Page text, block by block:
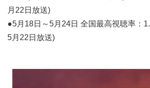
月22日放送)
●5月18日～5月24日 全国最高視聴率：
5月22日放送)